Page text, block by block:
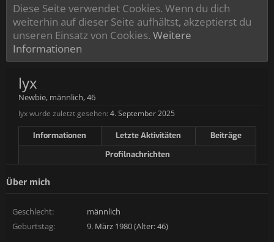
Diese Seite verwendet Cookies. Wenn du dich
weiterhin auf dieser Seite aufhältst, akzeptierst du
unseren Einsatz von Cookies. Weitere
Informationen
lyx
Newbie, männlich, 46
lyx wurde zuletzt gesehen: 4. September 2025
Informationen Letzte Aktivitäten
Beiträge
Profilnachrichten
Über mich
Geschlecht:
männlich
Geburtstag:
9. März 1980 (Alter: 46)